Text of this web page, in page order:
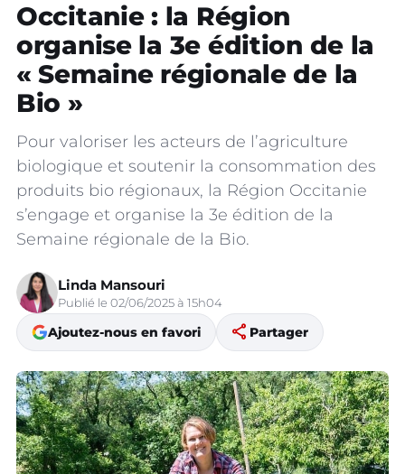
Occitanie : la Région
organise la 3e édition de la
« Semaine régionale de la
Bio »
Pour valoriser les acteurs de l’agriculture
biologique et soutenir la consommation des
produits bio régionaux, la Région Occitanie
s’engage et organise la 3e édition de la
Semaine régionale de la Bio.
Linda Mansouri
Publié le 02/06/2025 à 15h04
Ajoutez-nous en favori share Partager